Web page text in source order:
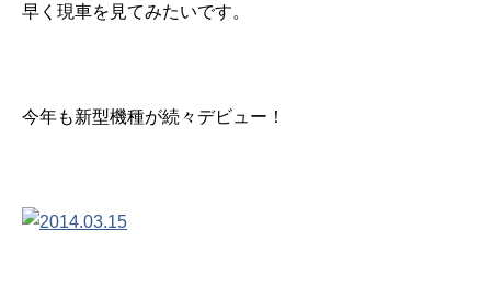
早く現車を見てみたいです。
今年も新型機種が続々デビュー！